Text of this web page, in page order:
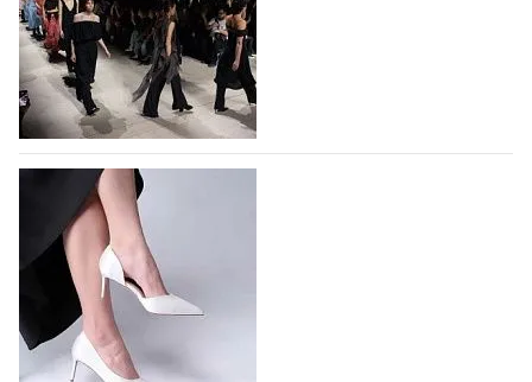
На участие в Московской неделе моды
подано 1047 заявок
На участие в седьмой Московской неделе моды,
которая пройдет в российской столице с 26 сентября
по 1 октября, уже подано 1047 заявок. Примерно
половину из них (494) прислали дизайнеры,